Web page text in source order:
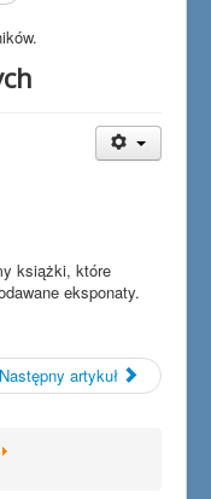
książki, które
eksponaty.
Następny artykuł